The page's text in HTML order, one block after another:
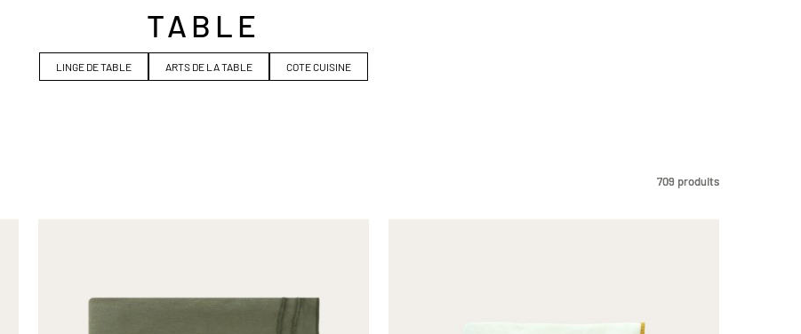
TABLE
LINGE DE TABLE ARTS DE LA TABLE COTE CUISINE
709 produits
709 produits